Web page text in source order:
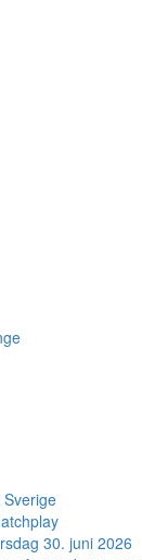
30. juni 2026